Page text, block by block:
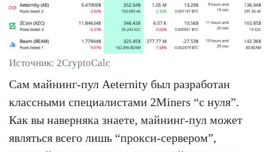
Источник: 2CryptoCalc
Сам майнинг-пул Aeternity был разработан
классными специалистами 2Miners “с нуля”.
Как вы наверняка знаете, майнинг-пул может
являться всего лишь “прокси-сервером”,